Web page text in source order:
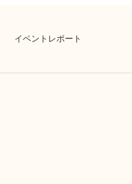
イベントレポート